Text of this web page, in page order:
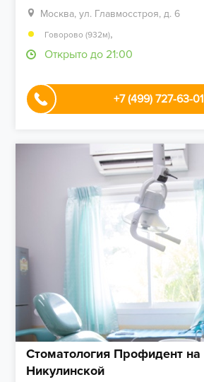
Москва, ул. Главмосстроя, д. 6
Говорово (932м),
Открыто до 21:00
+7 (499) 727-63-01
Стоматология Профидент на
Никулинской